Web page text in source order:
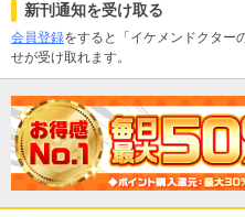
新刊通知を受け取る
会員登録をすると「イケメンドクター
せが受け取れます。